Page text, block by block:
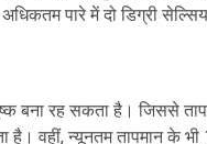
पारे में दो डिग्री
बना रह सकता है। जिससे
है। वहीं, न्यूनतम तापमान